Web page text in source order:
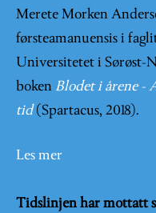
Merete Morken
førsteamanuensis i
Universitetet i Sørøst-
boken Blodet i årene -
tid (Spartacus, 2018).
Les mer
Tidslinjen har mottatt